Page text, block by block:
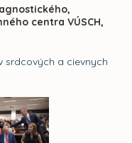
centra VÚSCH,
srdcových a cievnych